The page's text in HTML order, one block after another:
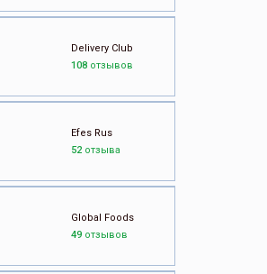
Delivery Club
108отзывов
Efes Rus
52отзыва
Global Foods
49отзывов